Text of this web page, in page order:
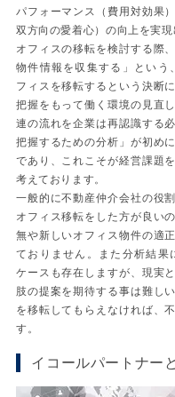
パフォーマンス（費用対効果
双方向の愛着心）の向上を実現
オフィスの移転を検討する際
物件情報を収集する」という
フィスを移転するという決断
把握をもって働く環境の見直
連の流れを企業は再認識する
把握するための分析」が初め
であり、これこそが経営課題
考えております。
一般的に不動産仲介会社の役
オフィス移転をした方が良い
無や新しいオフィス物件の適
ておりません。また分析結果
ケースも存在しますが、現実
肢の提案を期待する事は難し
を移転してもらえなければ、
す。
イコールパートナー